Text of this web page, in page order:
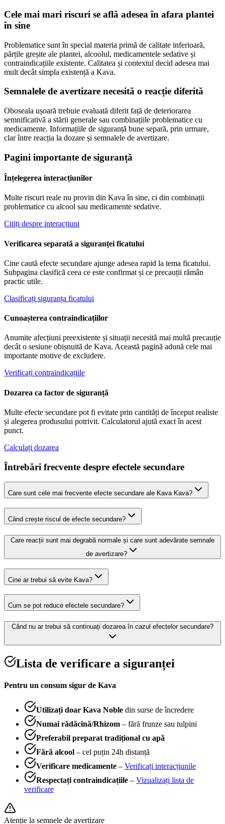
Cele mai mari riscuri se află adesea în afara plantei
în sine
Problematice sunt în special materia primă de calitate inferioară,
părțile greșite ale plantei, alcoolul, medicamentele sedative și
contraindicațiile existente. Calitatea și contextul decid adesea mai
mult decât simpla existență a Kava.
Semnalele de avertizare necesită o reacție diferită
Oboseala ușoară trebuie evaluată diferit față de deteriorarea
semnificativă a stării generale sau combinațiile problematice cu
medicamente. Informațiile de siguranță bune separă, prin urmare,
clar între reacția la dozare și semnalele de avertizare.
Pagini importante de siguranță
Înțelegerea interacțiunilor
Multe riscuri reale nu provin din Kava în sine, ci din combinații
problematice cu alcool sau medicamente sedative.
Citiți despre interacțiuni
Verificarea separată a siguranței ficatului
Cine caută efecte secundare ajunge adesea rapid la tema ficatului.
Subpagina clasifică ceea ce este confirmat și ce precauții rămân
practic utile.
Clasificați siguranța ficatului
Cunoașterea contraindicațiilor
Anumite afecțiuni preexistente și situații necesită mai multă precauție
decât o sesiune obișnuită de Kava. Această pagină adună cele mai
importante motive de excludere.
Verificați contraindicațiile
Dozarea ca factor de siguranță
Multe efecte secundare pot fi evitate prin cantități de început realiste
și alegerea produsului potrivit. Calculatorul ajută exact în acest
punct.
Calculați dozarea
Întrebări frecvente despre efectele secundare
Care sunt cele mai frecvente efecte secundare ale Kava Kava?
Când crește riscul de efecte secundare?
Care reacții sunt mai degrabă normale și care sunt adevărate semnale
de avertizare?
Cine ar trebui să evite Kava?
Cum se pot reduce efectele secundare?
Când nu ar trebui să continuați dozarea în cazul efectelor secundare?
Lista de verificare a siguranței
Pentru un consum sigur de Kava
Utilizați doar Kava Noble din surse de încredere
Numai rădăcină/Rhizom – fără frunze sau tulpini
Preferabil preparat tradițional cu apă
Fără alcool – cel puțin 24h distanță
Verificare medicamente – Verificați interacțiunile
Respectați contraindicațiile – Vizualizați lista de
verificare
Atenție la semnele de avertizare